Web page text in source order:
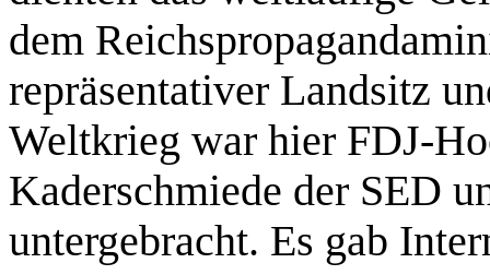
dem
repräsentativer Landsitz
Weltkrieg war hier FDJ-
Kaderschmiede der SED
untergebracht. Es gab